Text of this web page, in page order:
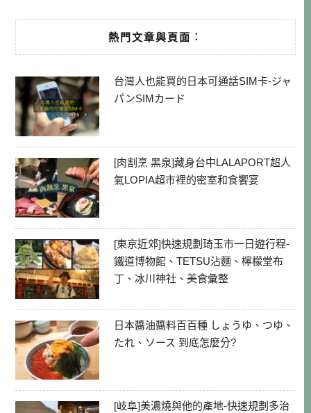
熱門文章與頁面︰
台灣人也能買的日本可通話SIM卡-ジャ
パンSIMカード
[肉割烹 黑泉]藏身台中LALAPORT超人
氣LOPIA超市裡的密室和食饗宴
[東京近郊]快速規劃琦玉市一日遊行程-
鐵道博物館、TETSU沾麵、檸檬堂布
丁、冰川神社、美食彙整
日本醬油醬料百百種 しょうゆ、つゆ、
たれ、ソース 到底怎麼分?
[岐阜]美濃燒與他的產地-快速規劃多治